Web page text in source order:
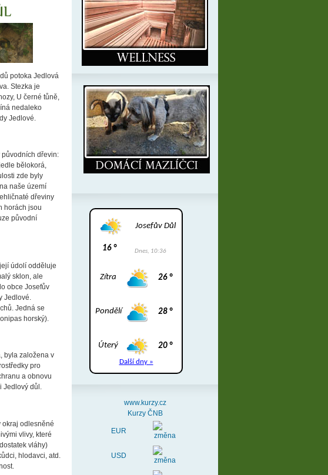
potoka Jedlová
Stezka je
U černé tůně,
nedaleko
Jedlové.
dřevin:
bělokorá,
zde byly
naše území
dřeviny
horách jsou
původní
údolí odděluje
sklon, ale
obce Josefův
Jedlové.
Jedná se
horský).
byla založena v
pro
a obnovu
Jedlový důl.
okraj odlesněné
vlivy, které
vláhy)
hlodavci, atd.
www.kurzy.cz
Kurzy ČNB
EUR
USD